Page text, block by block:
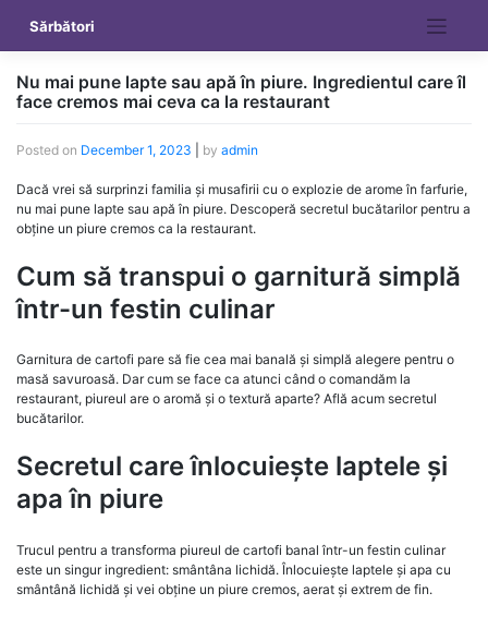
content
Sărbători
Nu mai pune lapte sau apă în piure. Ingredientul care îl
face cremos mai ceva ca la restaurant
Posted on December 1, 2023 by admin
Dacă vrei să surprinzi familia și musafirii cu o explozie de arome în farfurie,
nu mai pune lapte sau apă în piure. Descoperă secretul bucătarilor pentru a
obține un piure cremos ca la restaurant.
Cum să transpui o garnitură simplă
într-un festin culinar
Garnitura de cartofi pare să fie cea mai banală și simplă alegere pentru o
masă savuroasă. Dar cum se face ca atunci când o comandăm la
restaurant, piureul are o aromă și o textură aparte? Află acum secretul
bucătarilor.
Secretul care înlocuiește laptele și
apa în piure
Trucul pentru a transforma piureul de cartofi banal într-un festin culinar
este un singur ingredient: smântâna lichidă. Înlocuiește laptele și apa cu
smântână lichidă și vei obține un piure cremos, aerat și extrem de fin.